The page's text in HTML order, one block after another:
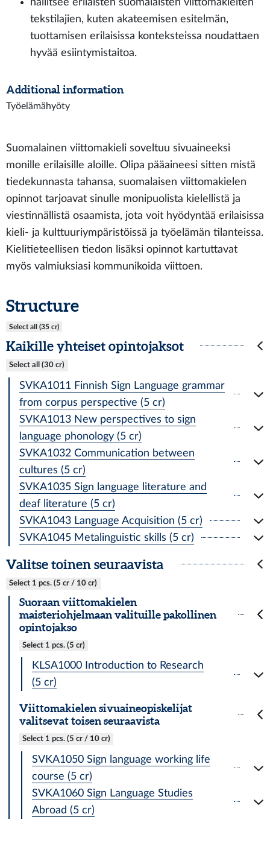
hallitsee erilaisten suomalaisten viittomakielten
tekstilajien, kuten akateemisen esitelmän,
tuottamisen erilaisissa konteksteissa noudattaen
hyvää esiintymistaitoa.
Additional information
Työelämähyöty
Suomalainen viittomakieli soveltuu sivuaineeksi
monille erilaisille aloille. Olipa pääaineesi sitten mistä
tiedekunnasta tahansa, suomalaisen viittomakielen
opinnot tarjoavat sinulle monipuolista kielellistä ja
viestinnällistä osaamista, jota voit hyödyntää erilaisissa
kieli- ja kulttuuriympäristöissä ja työelämän tilanteissa.
Kielitieteellisen tiedon lisäksi opinnot kartuttavat
myös valmiuksiasi kommunikoida viittoen.
Structure
Select all (35 cr)
Kaikille yhteiset opintojaksot
Select all (30 cr)
SVKA1011 Finnish Sign Language grammar
from corpus perspective (5 cr)
SVKA1013 New perspectives to sign
language phonology (5 cr)
SVKA1032 Communication between
cultures (5 cr)
SVKA1035 Sign language literature and
deaf literature (5 cr)
SVKA1043 Language Acquisition (5 cr)
SVKA1045 Metalinguistic skills (5 cr)
Valitse toinen seuraavista
Select 1 pcs. (5 cr / 10 cr)
Suoraan viittomakielen
maisteriohjelmaan valituille pakollinen
opintojakso
Select 1 pcs. (5 cr)
KLSA1000 Introduction to Research
(5 cr)
Viittomakielen sivuaineopiskelijat
valitsevat toisen seuraavista
Select 1 pcs. (5 cr / 10 cr)
SVKA1050 Sign language working life
course (5 cr)
SVKA1060 Sign Language Studies
Abroad (5 cr)